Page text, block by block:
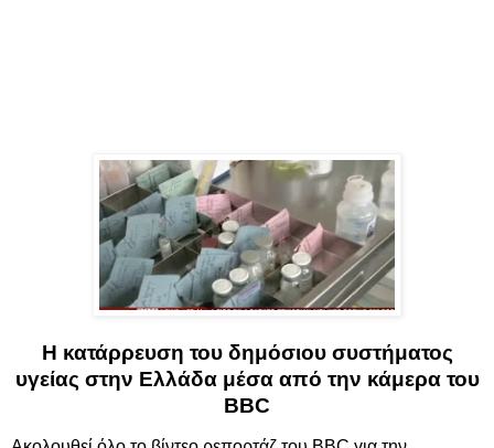
Η κατάρρευση του δημόσιου συστήματος
υγείας στην Ελλάδα μέσα από την κάμερα του
BBC